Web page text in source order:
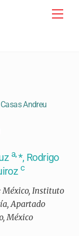
Andreu
a,*, Rodrigo
c
México, Instituto
Apartado
México